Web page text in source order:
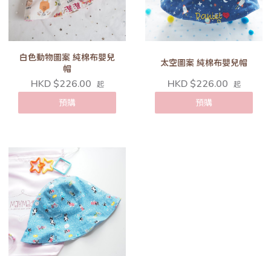
白色動物圖案 純棉布嬰兒
帽
HKD $226.00 起
預購
太空圖案 純棉布嬰兒帽
HKD $226.00 起
預購